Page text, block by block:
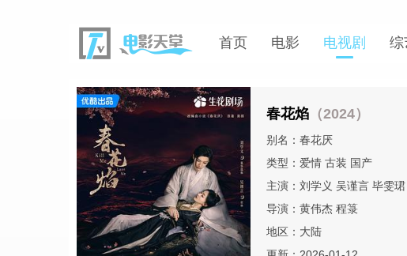
首页 电影 电视剧 综
春花焰 （2024）
别名：春花厌
类型： 爱情 古装 国产
主演： 刘学义 吴谨言 毕雯珺
导演： 黄伟杰 程箓
地区： 大陆